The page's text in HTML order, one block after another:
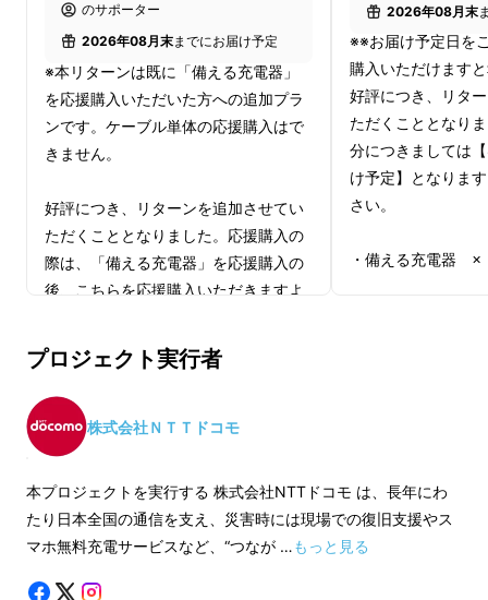
熊本地震から10年、東日本大震災から15年と
なりました。
風、豪雨など、近年も日本各地で大きな災害が
発生しています。そのたびに、私たちは「備え
ることの重要性」を実感してきました。
災害が発生すると、まず襲ってくるのが
す。
東日本大震災では、東北電力管内で約466万
戸、東京電力管内で約
のサポーター
2026年08月末までにお届け予定
※本リターンは既に「備える充電器」
を応援購入いただいた方への追加プラ
ンです。ケーブル単体の応援購入はで
きません。
好評につき、リターンを追加させてい
ただくこととなりました。応援購入の
際は、「備える充電器」を応援購入の
後、こちらを応援購入いただきますよ
※備える充電器本体1台の応援購入につ
き、本リターンは1つまで購入可能で
す。
（ペア割で応援購入いただいている方
は、本リターンを2つ購入いただけま
す。）
to C 03M／1.0m × 1
2026年08月末
※※お届け予定日を
購入いただけます
好評につき、リタ
ただくこととなり
分につきましては
け予定】となりま
さい。
・備える充電器
た場合は、まとめ
すので、あらかじ
【応援購入者限定
プロジェクト実行者
株式会社ＮＴＴドコモ
本プロジェクトを実行する 株式会社NTTドコモ は、長年にわ
たり日本全国の通信を支え、災害時には現場での復旧支援やス
マホ無料充電サービスなど、“つなが …もっと見る